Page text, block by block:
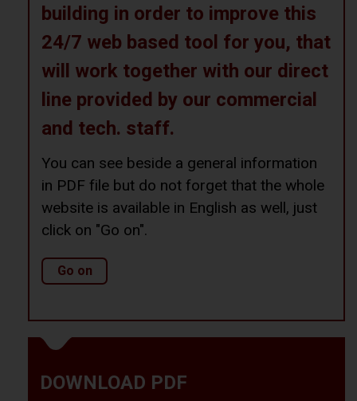
building in order to improve this
24/7 web based tool for you, that
will work together with our direct
line provided by our commercial
and tech. staff.
You can see beside a general information
in PDF file but do not forget that the whole
website is available in English as well, just
click on "Go on".
Go on
DOWNLOAD PDF